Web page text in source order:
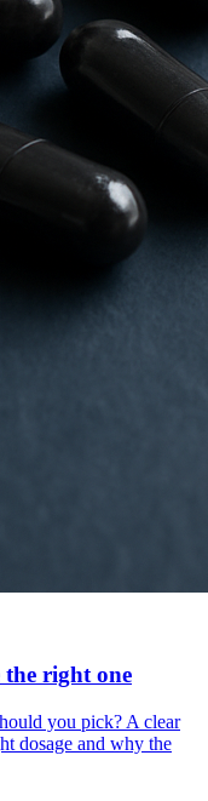
the right one
you pick? A clear
dosage and why the